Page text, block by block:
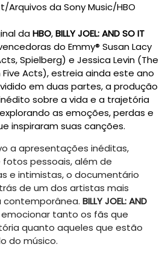
Arquivos da Sony Music/HBO
daHBO,BILLY JOEL: AND SO IT
do Emmy® Susan Lacy
Spielberg) e Jessica Levin (The
Five Acts), estreia ainda este ano
em duas partes, a produção
sobre a vida e a trajetória
as emoções, perdas e
inspiraram suas canções.
a apresentações inéditas,
pessoais, além de
e intimistas, o documentário
de um dos artistas mais
contemporânea. BILLY JOEL: AND
tanto os fãs que
quanto aqueles que estão
do músico.